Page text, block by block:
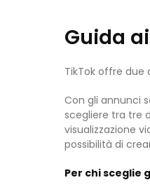
Guida
TikTok offre due
Con gli annunci
scegliere tra tre
visualizzazione
possibilità di
Per chi sceglie